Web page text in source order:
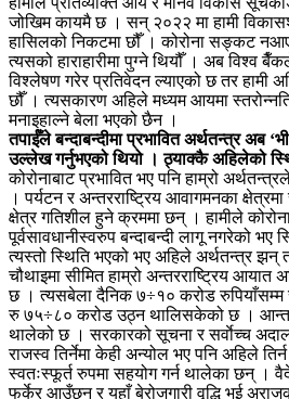
जोखिम कायमै छ । सन् २०२२ मा हामी
हासिलको निकटमा छौँ । कोरोना सङ्कट
त्यसको हाराहारीमा पुग्ने थियौँ । अब विश्व
विश्लेषण गरेर प्रतिवेदन ल्याएको छ तर
छौँ । त्यसकारण अहिले मध्यम आयमा
मनाइहाल्ने बेला भएको छैन ।
तपाईँले बन्दाबन्दीमा प्रभावित अर्थतन्त्र अब
उल्लेख गर्नुभएको थियो । ठ्याक्कै अहिलेको
कोरोनाबाट प्रभावित भए पनि हाम्रो
। पर्यटन र अन्तरराष्ट्रिय आवागमनका
क्षेत्र गतिशील हुने क्रममा छन् । हामीले
पूर्वसावधानीस्वरुप बन्दाबन्दी लागू नगरेको भए
त्यस्तो स्थिति भएको भए अहिले अर्थतन्त्र
चौथाइमा सीमित हाम्रो अन्तरराष्ट्रिय
छ । त्यसबेला दैनिक ७÷१० करोड रुपियाँसम्म
रु ७५÷८० करोड उठ्न थालिसकेको छ ।
थालेको छ । सरकारको सूचना र सर्वाेच्च
राजस्व तिर्नेमा केही अन्योल भए पनि अहिले
स्वतःस्फूर्त रुपमा सहयोग गर्न थालेका छन् ।
फर्केर आउँछन् र यहाँ बेरोजगारी वृद्धि भई